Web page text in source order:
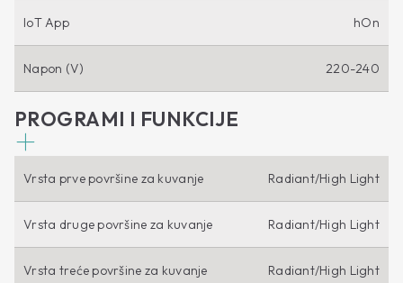
IoT App hOn
Napon (V) 220-240
PROGRAMI I FUNKCIJE
Vrsta prve površine za kuvanje Radiant/High Light
Vrsta druge površine za kuvanje Radiant/High Light
Vrsta treće površine za kuvanje Radiant/High Light